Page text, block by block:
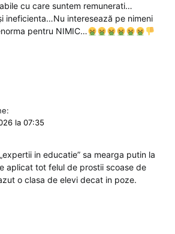
cu care suntem remunerati…
ineficienta…Nu interesează pe nimeni
pentru NIMIC…
la 07:35
in educatie” sa mearga putin la
aplicat tot felul de prostii scoase de
o clasa de elevi decat in poze.